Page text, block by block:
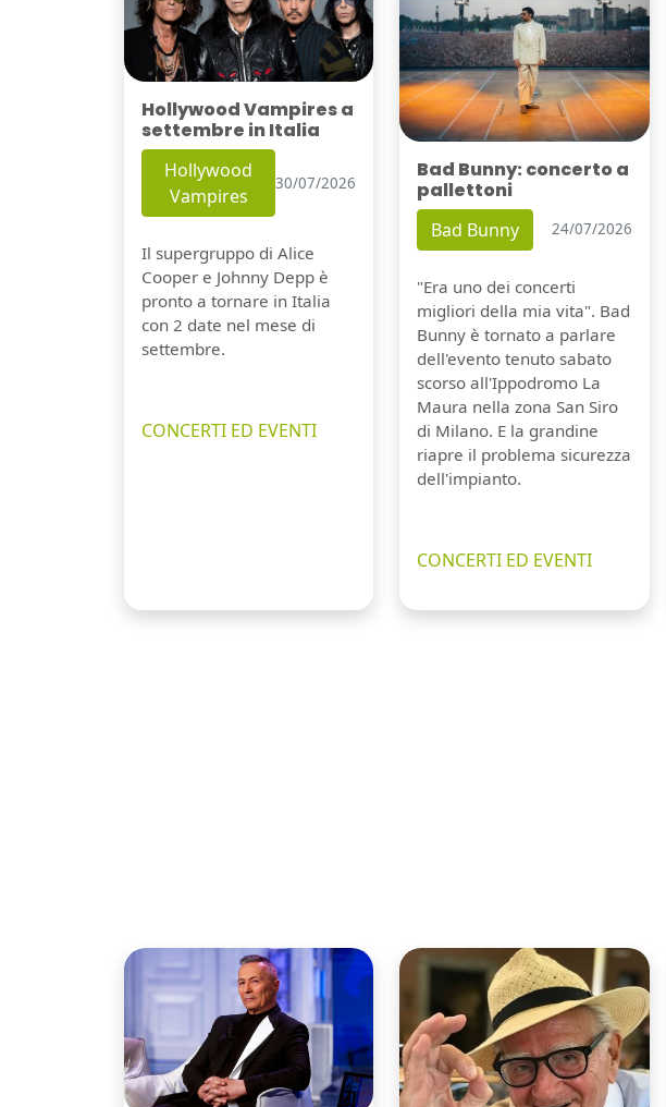
Hollywood Vampires a
settembre in Italia
Hollywood
Vampires
30/07/2026
Il supergruppo di Alice
Cooper e Johnny Depp è
pronto a tornare in Italia
con 2 date nel mese di
settembre.
CONCERTI ED EVENTI
Bad Bunny: concerto a
pallettoni
Bad Bunny 24/07/2026
"Era uno dei concerti
migliori della mia vita". Bad
Bunny è tornato a parlare
dell'evento tenuto sabato
scorso all'Ippodromo La
Maura nella zona San Siro
di Milano. E la grandine
riapre il problema sicurezza
dell'impianto.
CONCERTI ED EVENTI